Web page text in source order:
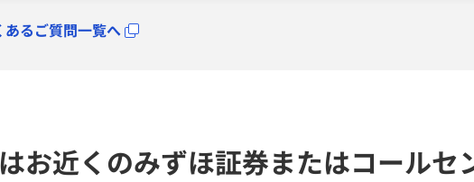
るご質問一覧へ
お近くのみずほ証券またはコールセ